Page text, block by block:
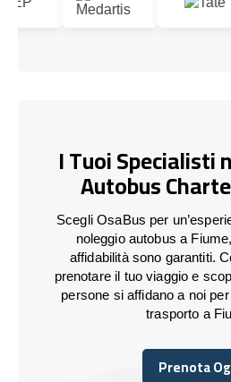
I Tuoi Specialisti
Autobus
Scegli OsaBus per
noleggio autobus a
affidabilità sono garantiti.
prenotare il tuo viaggio e
persone si affidano a noi
trasporto a
Prenota